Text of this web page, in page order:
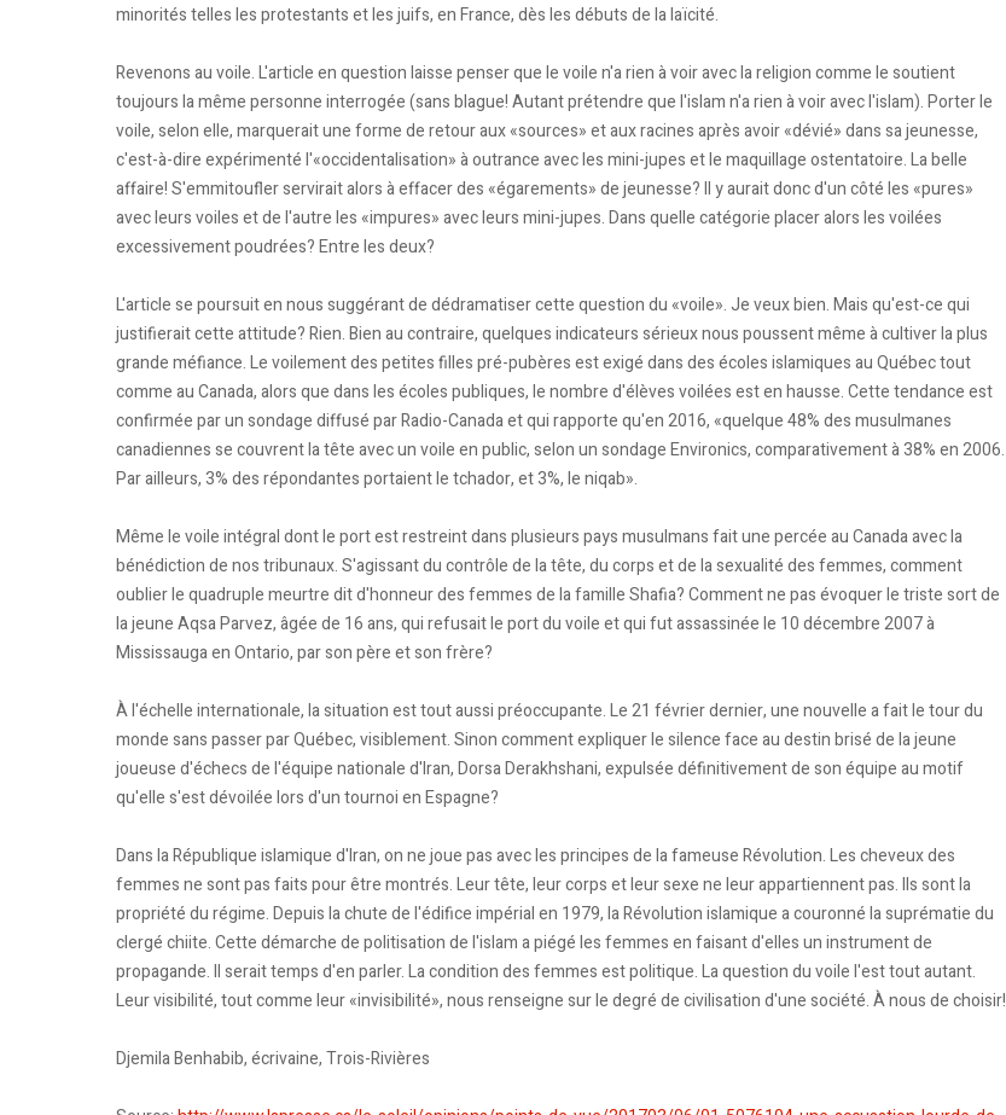
minorités telles les protestants et les juifs, en France, dès les débuts de la laïcité.
Revenons au voile. L'article en question laisse penser que le voile n'a rien à voir avec la religion comme le soutient
toujours la même personne interrogée (sans blague! Autant prétendre que l'islam n'a rien à voir avec l'islam). Porter le
voile, selon elle, marquerait une forme de retour aux «sources» et aux racines après avoir «dévié» dans sa jeunesse,
c'est-à-dire expérimenté l'«occidentalisation» à outrance avec les mini-jupes et le maquillage ostentatoire. La belle
affaire! S'emmitoufler servirait alors à effacer des «égarements» de jeunesse? Il y aurait donc d'un côté les «pures»
avec leurs voiles et de l'autre les «impures» avec leurs mini-jupes. Dans quelle catégorie placer alors les voilées
excessivement poudrées? Entre les deux?
L'article se poursuit en nous suggérant de dédramatiser cette question du «voile». Je veux bien. Mais qu'est-ce qui
justifierait cette attitude? Rien. Bien au contraire, quelques indicateurs sérieux nous poussent même à cultiver la plus
grande méfiance. Le voilement des petites filles pré-pubères est exigé dans des écoles islamiques au Québec tout
comme au Canada, alors que dans les écoles publiques, le nombre d'élèves voilées est en hausse. Cette tendance est
confirmée par un sondage diffusé par Radio-Canada et qui rapporte qu'en 2016, «quelque 48% des musulmanes
canadiennes se couvrent la tête avec un voile en public, selon un sondage Environics, comparativement à 38% en 2006.
Par ailleurs, 3% des répondantes portaient le tchador, et 3%, le niqab».
Même le voile intégral dont le port est restreint dans plusieurs pays musulmans fait une percée au Canada avec la
bénédiction de nos tribunaux. S'agissant du contrôle de la tête, du corps et de la sexualité des femmes, comment
oublier le quadruple meurtre dit d'honneur des femmes de la famille Shafia? Comment ne pas évoquer le triste sort de
la jeune Aqsa Parvez, âgée de 16 ans, qui refusait le port du voile et qui fut assassinée le 10 décembre 2007 à
Mississauga en Ontario, par son père et son frère?
À l'échelle internationale, la situation est tout aussi préoccupante. Le 21 février dernier, une nouvelle a fait le tour du
monde sans passer par Québec, visiblement. Sinon comment expliquer le silence face au destin brisé de la jeune
joueuse d'échecs de l'équipe nationale d'Iran, Dorsa Derakhshani, expulsée définitivement de son équipe au motif
qu'elle s'est dévoilée lors d'un tournoi en Espagne?
Dans la République islamique d'Iran, on ne joue pas avec les principes de la fameuse Révolution. Les cheveux des
femmes ne sont pas faits pour être montrés. Leur tête, leur corps et leur sexe ne leur appartiennent pas. Ils sont la
propriété du régime. Depuis la chute de l'édifice impérial en 1979, la Révolution islamique a couronné la suprématie du
clergé chiite. Cette démarche de politisation de l'islam a piégé les femmes en faisant d'elles un instrument de
propagande. Il serait temps d'en parler. La condition des femmes est politique. La question du voile l'est tout autant.
Leur visibilité, tout comme leur «invisibilité», nous renseigne sur le degré de civilisation d'une société. À nous de choisir!
Djemila Benhabib, écrivaine, Trois-Rivières